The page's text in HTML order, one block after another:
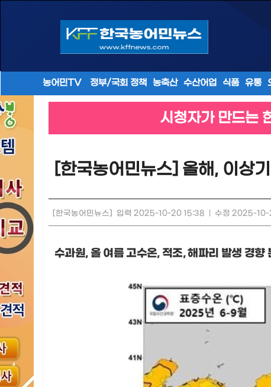
농어민TV 정부/국회 정책 농축산 수산어업 식품 유통
시청자가 만드는
[한국농어민뉴스] 올해, 이상
[한국농어민뉴스] 입력 2025-10-20 15:38 수정 2025-
수과원, 올 여름 고수온, 적조,해파리 발생 경향